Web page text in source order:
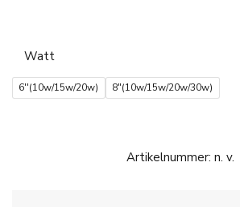
Watt
6''(10w/15w/20w) 8"(10w/15w/20w/30w)
Artikelnummer: n. v.